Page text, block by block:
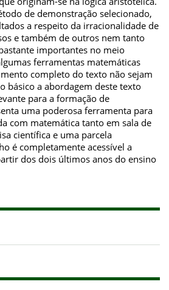
de demonstração selecionado,
a respeito da irracionalidade de
e também de outros nem tanto
importantes no meio
ferramentas matemáticas
completo do texto não sejam
básico a abordagem deste texto
para a formação de
uma poderosa ferramenta para
com matemática tanto em sala de
científica e uma parcela
é completamente acessível a
dos dois últimos anos do ensino